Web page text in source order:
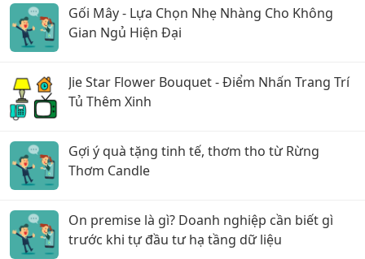
Gối Mây - Lựa Chọn Nhẹ Nhàng Cho Không
Gian Ngủ Hiện Đại
Jie Star Flower Bouquet - Điểm Nhấn Trang Trí
Tủ Thêm Xinh
Gợi ý quà tặng tinh tế, thơm tho từ Rừng
Thơm Candle
On premise là gì? Doanh nghiệp cần biết gì
trước khi tự đầu tư hạ tầng dữ liệu